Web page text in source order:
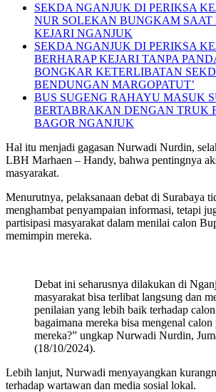
SEKDA NGANJUK DI PERIKSA
NUR SOLEKAN BUNGKAM
KEJARI NGANJUK
SEKDA NGANJUK DI PERIKSA
BERHARAP KEJARI TANPA
BONGKAR KETERLIBATAN
BENDUNGAN MARGOPATUT’
BUS SUGENG RAHAYU MASUK
BERTABRAKAN DENGAN TRUK
BAGOR NGANJUK
Hal itu menjadi gagasan Nurwadi Nurdin,
LBH Marhaen – Handy, bahwa pentingnya
masyarakat.
Menurutnya, pelaksanaan debat di Surabaya
menghambat penyampaian informasi, tetapi
partisipasi masyarakat dalam menilai calon
memimpin mereka.
Debat ini seharusnya dilakukan di
masyarakat bisa terlibat langsung dan
penilaian yang lebih baik terhadap
bagaimana mereka bisa mengenal
mereka?” ungkap Nurwadi Nurdin,
(18/10/2024).
Lebih lanjut, Nurwadi menyayangkan
terhadap wartawan dan media sosial lokal.